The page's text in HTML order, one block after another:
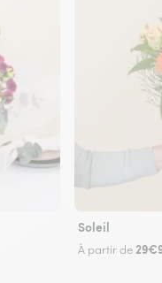
Soleil
À partir de